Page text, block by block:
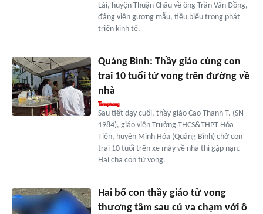
Lái, huyện Thuận Châu về ông Trần Văn Đồng,
đảng viên gương mẫu, tiêu biểu trong phát
triển kinh tế.
Quảng Bình: Thầy giáo cùng con
trai 10 tuổi tử vong trên đường về
nhà
Sau tiết dạy cuối, thầy giáo Cao Thanh T. (SN
1984), giáo viên Trường THCS&THPT Hóa
Tiến, huyện Minh Hóa (Quảng Bình) chở con
trai 10 tuổi trên xe máy về nhà thì gặp nạn.
Hai cha con tử vong.
Hai bố con thầy giáo tử vong
thương tâm sau cú va chạm với ô